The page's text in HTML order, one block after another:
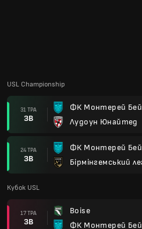
USL Championship
08 ТРА
ЗВ
Лексінгтон Сі Ес
ФК Монтерей Бей
03 ТРА
ЗВ
ФК Монтерей Бей
ФК Талса
Кубок USL
26 КВІ
ПП
ФК Монтерей Бей
Oakland Roots